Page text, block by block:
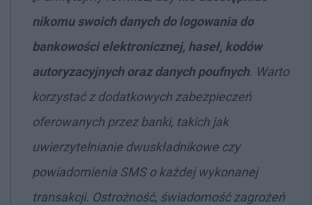
nikomu swoich danych do logowania do
bankowości elektronicznej, haseł, kodów
autoryzacyjnych oraz danych poufnych. Warto
korzystać z dodatkowych zabezpieczeń
oferowanych przez banki, takich jak
uwierzytelnianie dwuskładnikowe czy
powiadomienia SMS o każdej wykonanej
transakcji. Ostrożność, świadomość zagrożeń